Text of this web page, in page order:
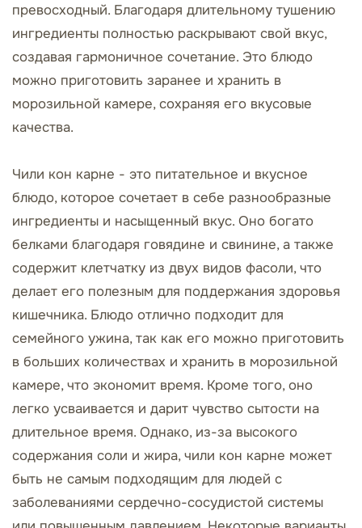
превосходный. Благодаря длительному тушению
ингредиенты полностью раскрывают свой вкус,
создавая гармоничное сочетание. Это блюдо
можно приготовить заранее и хранить в
морозильной камере, сохраняя его вкусовые
качества.
Чили кон карне - это питательное и вкусное
блюдо, которое сочетает в себе разнообразные
ингредиенты и насыщенный вкус. Оно богато
белками благодаря говядине и свинине, а также
содержит клетчатку из двух видов фасоли, что
делает его полезным для поддержания здоровья
кишечника. Блюдо отлично подходит для
семейного ужина, так как его можно приготовить
в больших количествах и хранить в морозильной
камере, что экономит время. Кроме того, оно
легко усваивается и дарит чувство сытости на
длительное время. Однако, из-за высокого
содержания соли и жира, чили кон карне может
быть не самым подходящим для людей с
заболеваниями сердечно-сосудистой системы